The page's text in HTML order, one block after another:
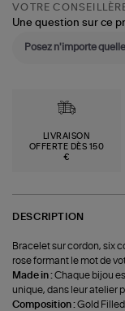
VOTRE
Une question sur ce
LIVRAISON
OFFERTE DÈS 150
€
DESCRIPTION
Bracelet sur cordon, six
rose formant le mot de
Made in :Chaque bijou
unique, dans leur atelier
Composition :Gold